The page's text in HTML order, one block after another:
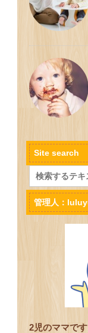
Site search
管理人：
2児のママです